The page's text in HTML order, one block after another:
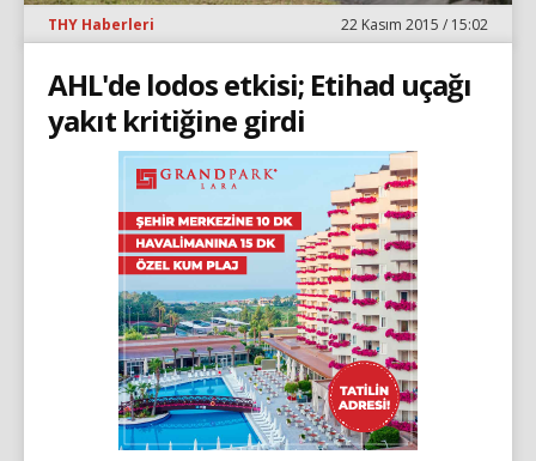
THY Haberleri 22 Kasım 2015 / 15:02
AHL'de lodos etkisi; Etihad uçağı
yakıt kritiğine girdi